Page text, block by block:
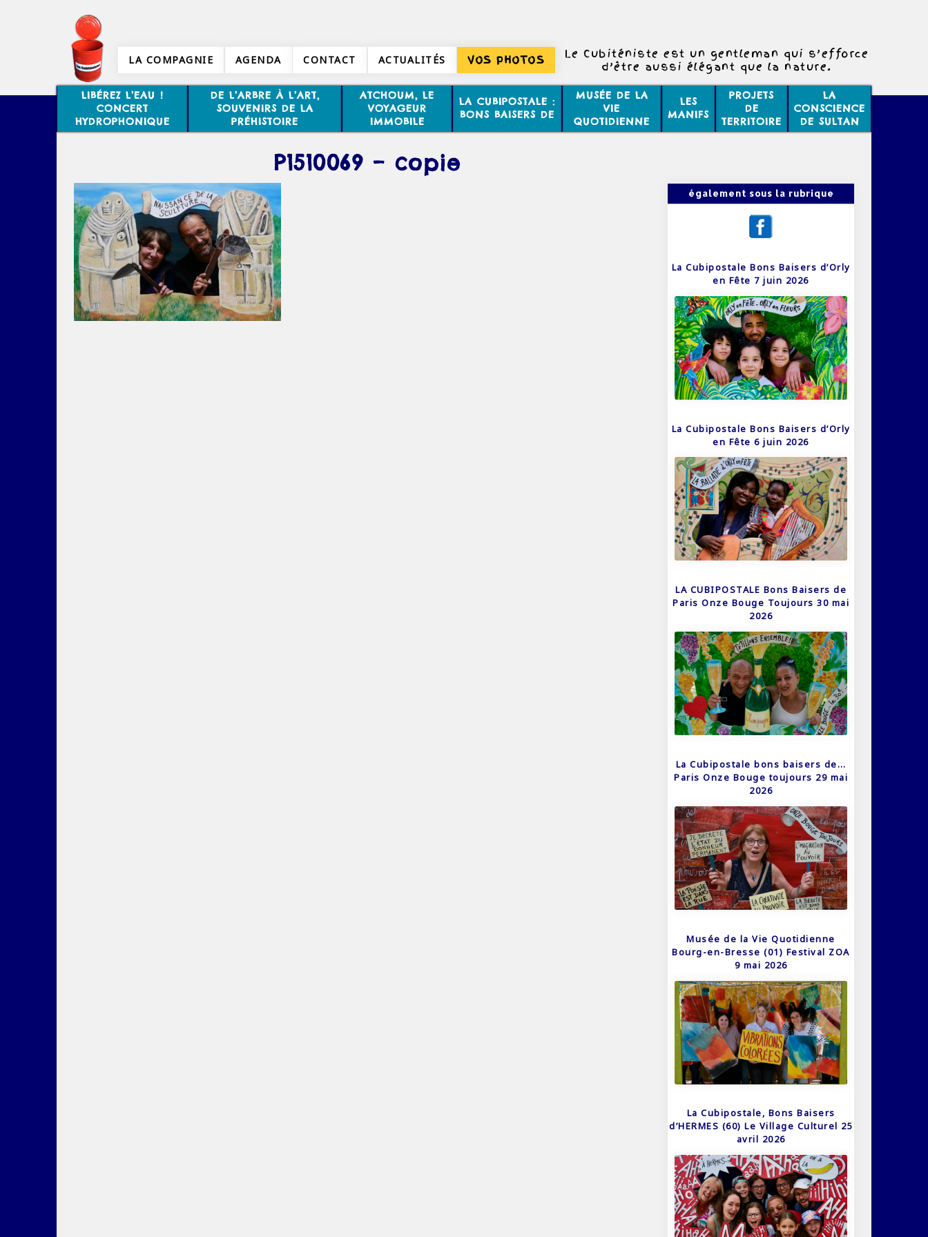
LA COMPAGNIE AGENDA CONTACT ACTUALITÉS VOS PHOTOS
Le Cubiténiste est un gentleman qui s’efforce
d’être aussi élégant que la nature.
LIBÉREZ L’EAU !
CONCERT
HYDROPHONIQUE
DE L’ARBRE À L’ART,
SOUVENIRS DE LA
PRÉHISTOIRE
ATCHOUM, LE
VOYAGEUR
IMMOBILE
LA CUBIPOSTALE :
BONS BAISERS DE
MUSÉE DE LA
VIE
QUOTIDIENNE
LES
MANIFS
PROJETS
DE
TERRITOIRE
LA
CONSCIENCE
DE SULTAN
P1510069 – copie
également sous la rubrique
La Cubipostale Bons Baisers d’Orly
en Fête 7 juin 2026
La Cubipostale Bons Baisers d’Orly
en Fête 6 juin 2026
LA CUBIPOSTALE Bons Baisers de
Paris Onze Bouge Toujours 30 mai
2026
La Cubipostale bons baisers de…
Paris Onze Bouge toujours 29 mai
2026
Musée de la Vie Quotidienne
Bourg-en-Bresse (01) Festival ZOA
9 mai 2026
La Cubipostale, Bons Baisers
d’HERMES (60) Le Village Culturel 25
avril 2026